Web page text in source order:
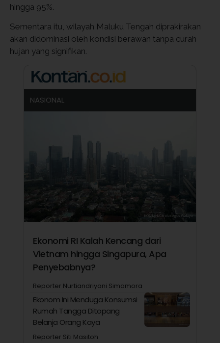
hingga 95%.
Sementara itu, wilayah Maluku Tengah diprakirakan
akan didominasi oleh kondisi berawan tanpa curah
hujan yang signifikan.
NASIONAL
Ekonomi RI Kalah Kencang dari
Vietnam hingga Singapura, Apa
Penyebabnya?
Reporter Nurtiandriyani Simamora
Ekonom Ini Menduga Konsumsi
Rumah Tangga Ditopang
Belanja Orang Kaya
Reporter Siti Masitoh